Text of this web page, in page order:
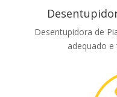
Desentupidora de
adequado